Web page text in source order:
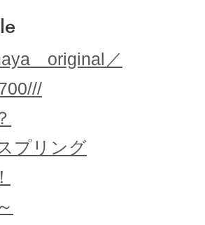
original／
プリング